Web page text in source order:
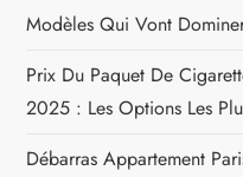
Modèles Qui Vont
Prix Du Paquet De
2025 : Les Options Les
Débarras Appartement